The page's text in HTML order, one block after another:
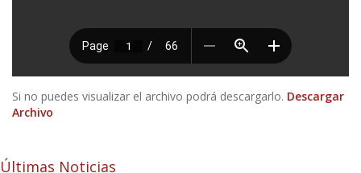
Si no puedes visualizar el archivo podrá descargarlo. Descargar
Archivo
Últimas Noticias